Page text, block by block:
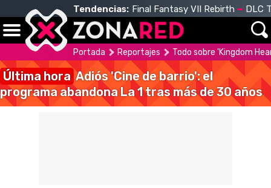
Tendencias: Final Fantasy VII Rebirth DLC
Portada Reportajes Todo sobre 'Kingdom
Última hora Adiós 'Cine de barrio': el
programa abandona La 1 tras más de 30 años